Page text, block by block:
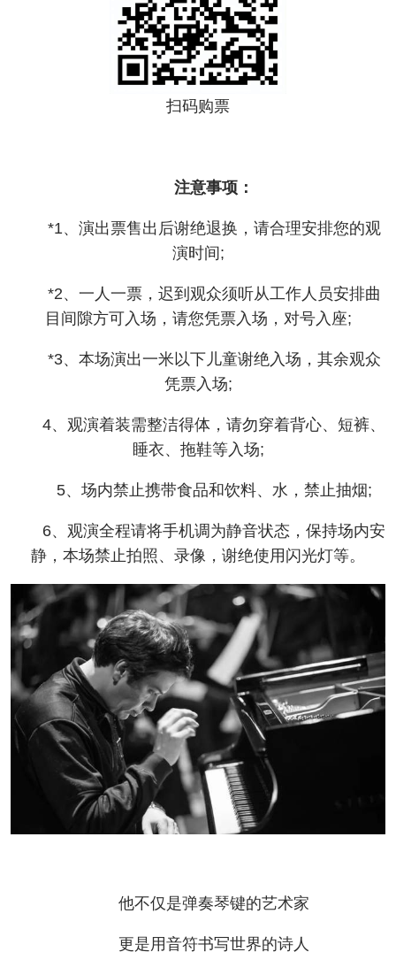
扫码购票
注意事项：
*1、演出票售出后谢绝退换，请合理安排您的观
演时间;
*2、一人一票，迟到观众须听从工作人员安排曲
目间隙方可入场，请您凭票入场，对号入座;
*3、本场演出一米以下儿童谢绝入场，其余观众
凭票入场;
4、观演着装需整洁得体，请勿穿着背心、短裤、
睡衣、拖鞋等入场;
5、场内禁止携带食品和饮料、水，禁止抽烟;
6、观演全程请将手机调为静音状态，保持场内安
静，本场禁止拍照、录像，谢绝使用闪光灯等。
他不仅是弹奏琴键的艺术家
更是用音符书写世界的诗人